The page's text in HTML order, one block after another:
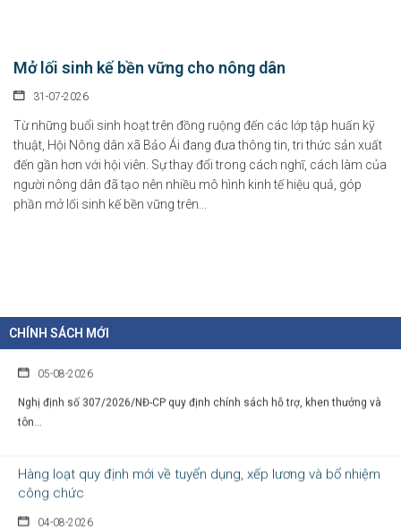
Mở lối sinh kế bền vững cho nông dân
31-07-2026
Từ những buổi sinh hoạt trên đồng ruộng đến các lớp tập huấn kỹ
thuật, Hội Nông dân xã Bảo Ái đang đưa thông tin, tri thức sản xuất
đến gần hơn với hội viên. Sự thay đổi trong cách nghĩ, cách làm của
người nông dân đã tạo nên nhiều mô hình kinh tế hiệu quả, góp
phần mở lối sinh kế bền vững trên...
CHÍNH SÁCH MỚI
07-08-2026
Tại Nghị định số 277/2026/NĐ-CP, Chính phủ quy định cụ thể chính sách hỗ...
Chỉ thị của Thủ tướng Chính phủ về các nhiệm vụ trọng tâm năm
học 2026 - 2027
06-08-2026
thiểu số
05-08-2026
Nghị định số 307/2026/NĐ-CP quy định chính sách hỗ trợ, khen thưởng và
tôn...
công chức
04-08-2026